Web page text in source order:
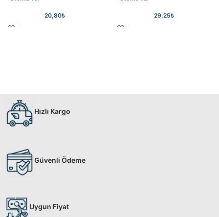
20,80₺ 29,25₺
Hızlı Kargo
Güvenli Ödeme
Uygun Fiyat